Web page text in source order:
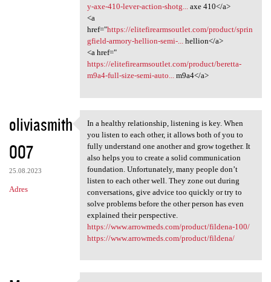
y-axe-410-lever-action-shotg...
axe 410</a>
<a
href="https://elitefirearmsoutlet.com/product/sprin
gfield-armory-hellion-semi-...
hellion</a>
<a href="
https://elitefirearmsoutlet.com/product/beretta-
m9a4-full-size-semi-auto...
m9a4</a>
oliviasmith
007
25.08.2023
Adres
In a healthy relationship,
In a healthy relationship, listening is key. When
you listen to each other, it allows both of you to
fully understand one another and grow together. It
also helps you to create a solid communication
foundation. Unfortunately, many people don’t
listen to each other well. They zone out during
conversations, give advice too quickly or try to
solve problems before the other person has even
explained their perspective.
https://www.arrowmeds.com/product/fildena-100/
https://www.arrowmeds.com/product/fildena/